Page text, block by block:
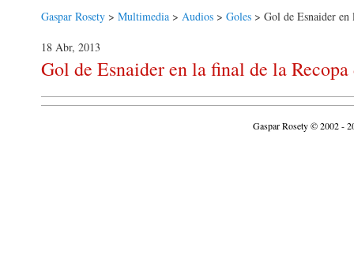
Gaspar Rosety > Multimedia > Audios > Goles > Gol de Esnaider
18 Abr, 2013
Gol de Esnaider en la final de la
Gaspar Rosety © 2002 -